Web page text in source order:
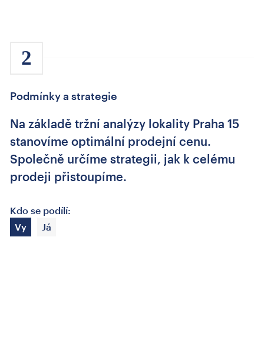
2
Podmínky a strategie
Na základě tržní analýzy lokality Praha 15
stanovíme optimální prodejní cenu.
Společně určíme strategii, jak k celému
prodeji přistoupíme.
Kdo se podílí:
Vy
Já